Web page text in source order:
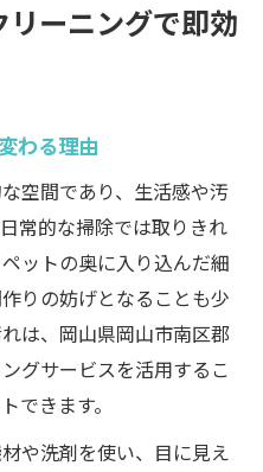
ーニングで即効
わる理由
空間であり、生活感や汚
常的な掃除では取りきれ
ットの奥に入り込んだ細
りの妨げとなることも少
は、岡山県岡山市南区郡
グサービスを活用するこ
できます。
や洗剤を使い、目に見え